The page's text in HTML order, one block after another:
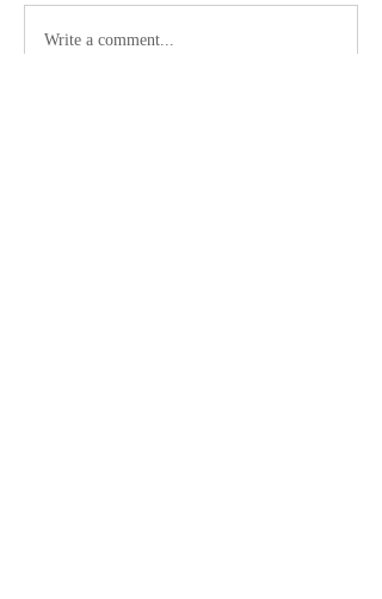
Write a comment...